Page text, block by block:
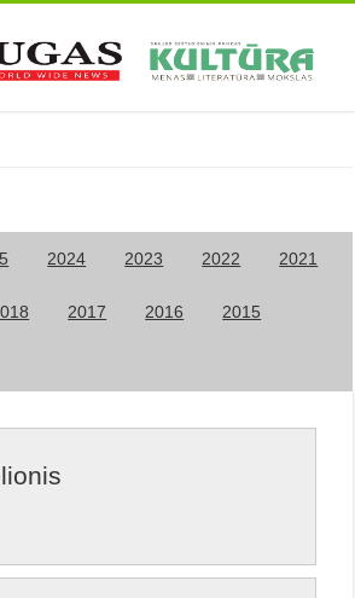
2024 2023 2022 2021
2017 2016 2015